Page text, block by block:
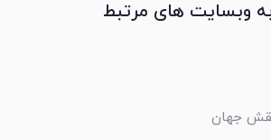
وبسایت های مرتبط
جهان